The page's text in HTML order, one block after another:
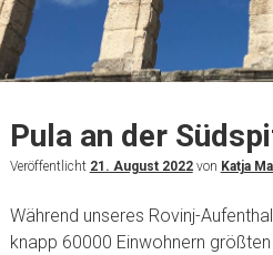
Pula an der
Veröffentlicht 21. August 2022von Katja
Während unseres Rovinj-
knapp 60000 Einwohnern